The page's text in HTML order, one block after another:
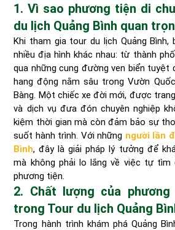
1. Vì sao phương tiện di
du lịch Quảng Bình quan
Khi tham gia tour du lịch Quảng Bình,
nhiều địa hình khác nhau: từ thành
qua những cung đường ven biển tuyệt
hang động nằm sâu trong Vườn
Bàng. Một chiếc xe đời mới, được
và dịch vụ đưa đón chuyên nghiệp
kiệm thời gian mà còn đảm bảo sự
suốt hành trình. Với những người lần
Bình, đây là giải pháp lý tưởng để
mà không phải lo lắng về việc tự tìm
phương tiện.
2. Chất lượng của
trong Tour du lịch Quảng
Trong hành trình khám phá Quảng